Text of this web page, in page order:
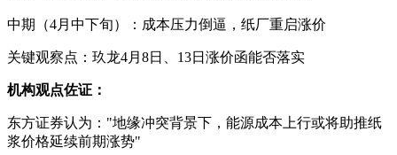
中期（4月中下旬）：成本压力倒逼，纸厂重启涨价
关键观察点：玖龙4月8日、13日涨价函能否落实
机构观点佐证：
东方证券认为："地缘冲突背景下，能源成本上行或将助推纸
浆价格延续前期涨势"